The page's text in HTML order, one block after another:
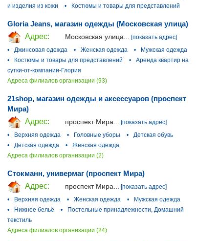
и изделия из кожи
• Костюмы и товары для представлений
Gloria Jeans, магазин одежды (Московская улица)
Адрес:
Московская улица... [показать адрес]
•
Джинсовая одежда • Женская одежда •
Мужская одежда
•
Костюмы и товары для представлений •
Аренда квартир на
сутки-от-компании-Глория
Адреса филиалов организации (93)
21shop, магазин одежды и аксессуаров (проспект
Мира)
Адрес:
проспект Мира...
[показать адрес]
•
Верхняя одежда • Головные уборы •
Детская обувь
•
Детская одежда •
Женская одежда
Адреса филиалов организации (2)
Стокманн, универмаг (проспект Мира)
Адрес:
проспект Мира...
[показать адрес]
•
Верхняя одежда • Женская одежда •
Мужская одежда
•
Нижнее бельё •
Постельные принадлежности, Домашний
текстиль
Адреса филиалов организации (24)